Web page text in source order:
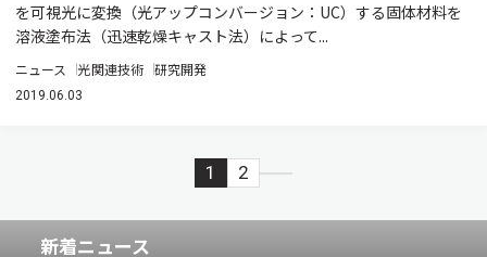
を可視光に変換（光アップコンバージョン：UC）する固体材料を
溶液塗布法（迅速乾燥キャスト法）によって...
ニュース 光関連技術 研究開発
2019.06.03
1 2
新着ニュース